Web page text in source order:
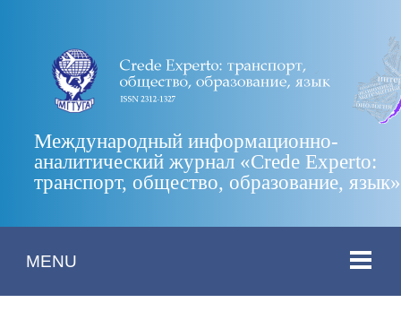
Международный информационно-
аналитический журнал «Crede Experto:
транспорт, общество, образование, язык»
MENU